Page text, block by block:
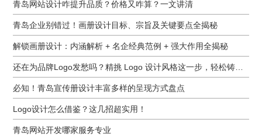
青岛网站设计咋提升品质？价格又咋算？一文讲清
青岛企业别错过！画册设计目标、宗旨及关键要点全揭秘
解锁画册设计：内涵解析 + 名企经典范例 + 强大作用全揭秘
必知！青岛宣传册设计丰富多样的呈现方式盘点
Logo设计怎么借鉴？这几招超实用！
青岛网站开发哪家服务专业